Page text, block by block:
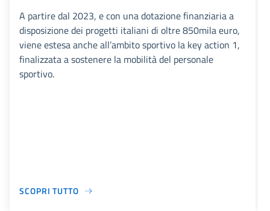
A partire dal 2023, e con una dotazione finanziaria a
disposizione dei progetti italiani di oltre 850mila euro,
viene estesa anche all’ambito sportivo la key action 1,
finalizzata a sostenere la mobilità del personale
sportivo.
SCOPRI TUTTO